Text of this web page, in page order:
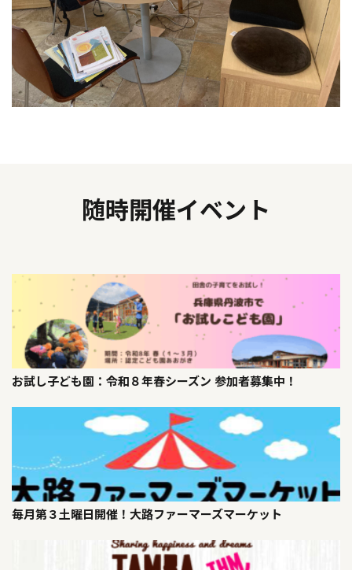
随時開催イベント
お試し子ども園：令和８年春シーズン 参加者募集中！
毎月第３土曜日開催！大路ファーマーズマーケット